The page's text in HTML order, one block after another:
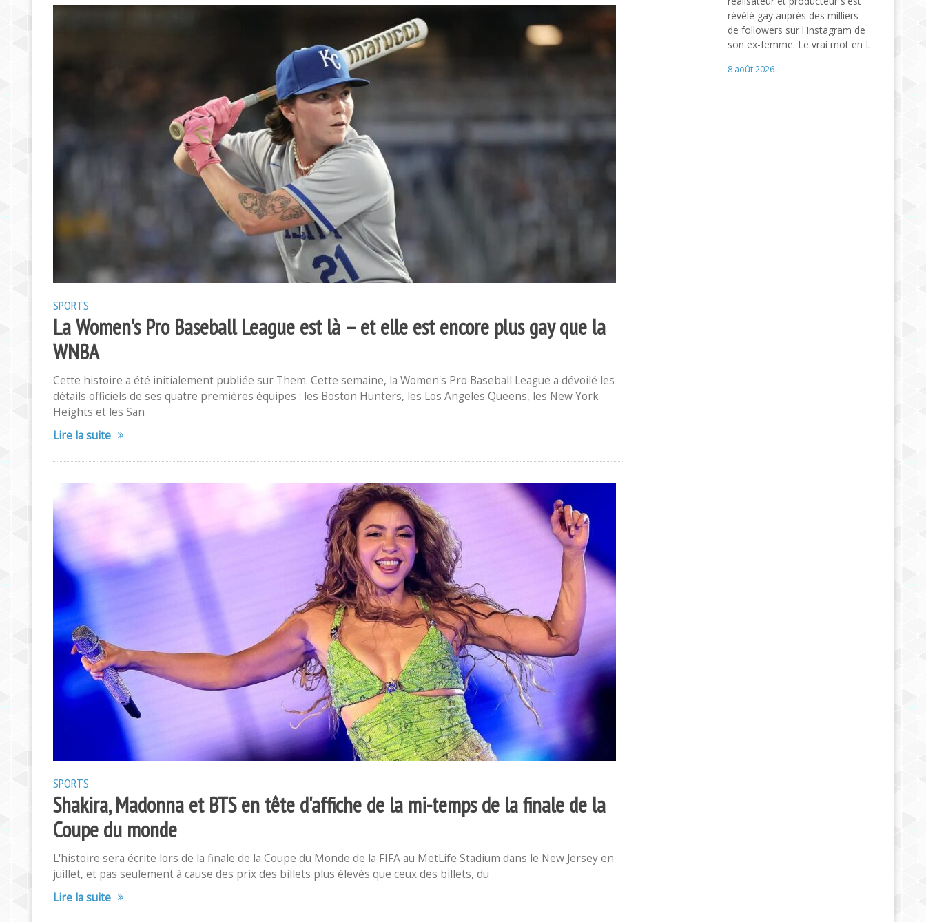
SPORTS
La Women's Pro Baseball League est là – et elle est encore plus gay que la
WNBA
Cette histoire a été initialement publiée sur Them. Cette semaine, la Women's Pro Baseball League a dévoilé les
détails officiels de ses quatre premières équipes : les Boston Hunters, les Los Angeles Queens, les New York
Heights et les San
Lire la suite
SPORTS
Shakira, Madonna et BTS en tête d'affiche de la mi-temps de la finale de la
Coupe du monde
L'histoire sera écrite lors de la finale de la Coupe du Monde de la FIFA au MetLife Stadium dans le New Jersey en
juillet, et pas seulement à cause des prix des billets plus élevés que ceux des billets, du
Lire la suite
révélé gay auprès des milliers
de followers sur l'Instagram de
son ex-femme. Le vrai mot en L
8 août 2026